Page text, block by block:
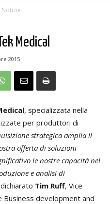
Notizie
Medical
2015
, specializzata nella
per produttori di
strategica amplia il
offerta di soluzioni
le nostre capacità nel
e analisi di
Tim Ruff, Vice
development and